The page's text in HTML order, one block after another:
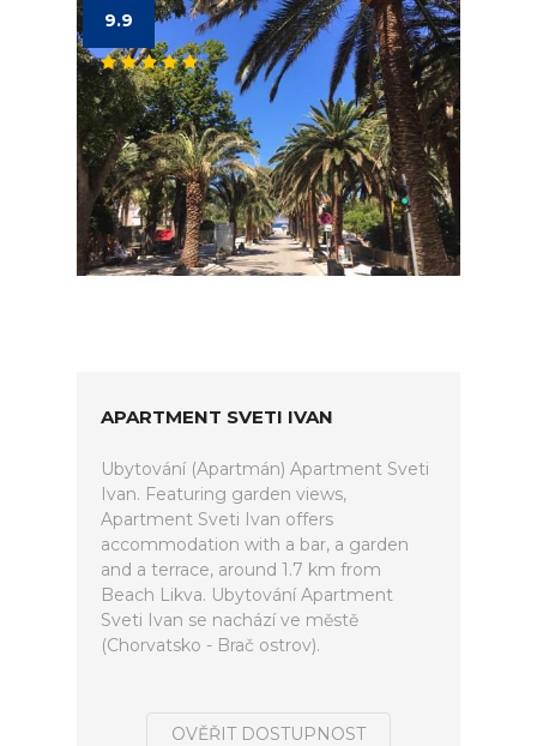
9.9
APARTMENT SVETI IVAN
Ubytování (Apartmán) Apartment Sveti
Ivan. Featuring garden views,
Apartment Sveti Ivan offers
accommodation with a bar, a garden
and a terrace, around 1.7 km from
Beach Likva. Ubytování Apartment
Sveti Ivan se nachází ve městě
(Chorvatsko - Brač ostrov).
OVĚŘIT DOSTUPNOST